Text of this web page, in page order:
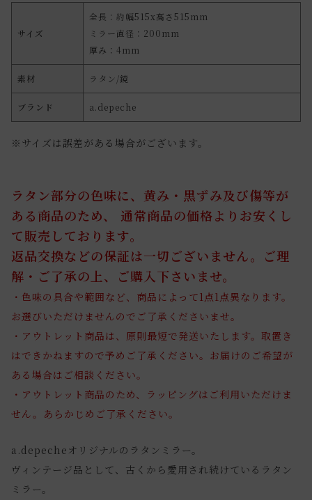
サイズ
全長：約幅515x高さ515mm
ミラー直径：200mm
厚み：4mm
素材 ラタン/鏡
ブランド a.depeche
※サイズは誤差がある場合がございます。
ラタン部分の色味に、黄み・黒ずみ及び傷等が
ある商品のため、 通常商品の価格よりお安くし
て販売しております。
返品交換などの保証は一切ございません。ご理
解・ご了承の上、ご購入下さいませ。
・色味の具合や範囲など、商品によって1点1点異なります。
お選びいただけませんのでご了承くださいませ。
・アウトレット商品は、原則最短で発送いたします。取置き
はできかねますので予めご了承ください。お届けのご希望が
ある場合はご相談ください。
・アウトレット商品のため、ラッピングはご利用いただけま
せん。あらかじめご了承ください。
a.depecheオリジナルのラタンミラー。
ヴィンテージ品として、古くから愛用され続けているラタン
ミラー。